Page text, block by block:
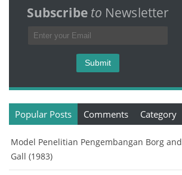
Subscribe to Newsletter
Popular Posts Comments Category
Model Penelitian Pengembangan Borg and
Gall (1983)